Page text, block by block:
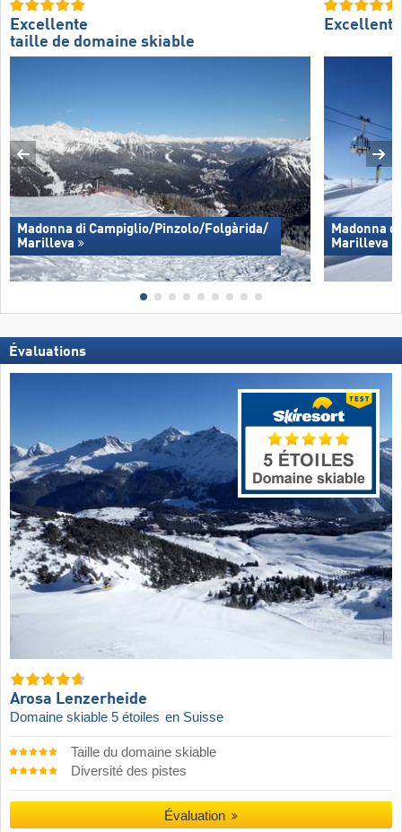
Excellente
taille de domaine skiable
Madonna di Campiglio/​Pinzolo/​Folgàrida/​
Marilleva
Excellent
Madonna
Marilleva
Évaluations
Arosa Lenzerheide
Domaine skiable 5 étoiles en Suisse
Taille du domaine skiable
Diversité des pistes
Évaluation